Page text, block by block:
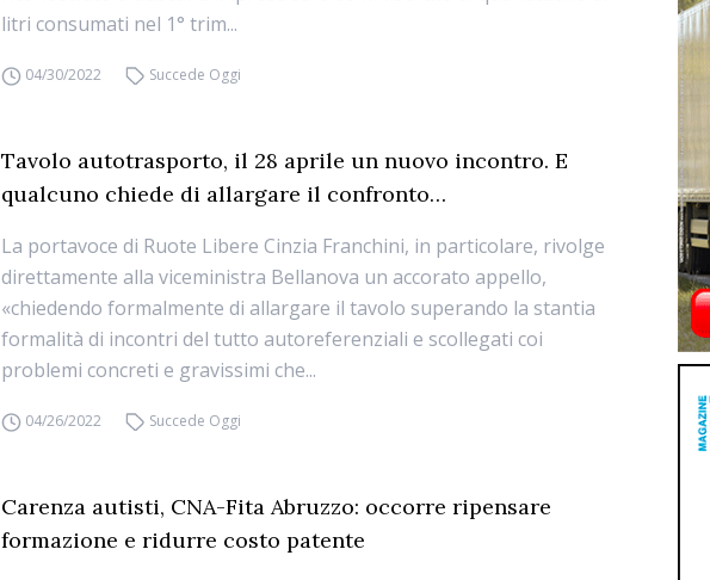
litri consumati nel 1° trim...
04/30/2022 Succede Oggi
Tavolo autotrasporto, il 28 aprile un nuovo incontro. E
qualcuno chiede di allargare il confronto…
La portavoce di Ruote Libere Cinzia Franchini, in particolare, rivolge
direttamente alla viceministra Bellanova un accorato appello,
«chiedendo formalmente di allargare il tavolo superando la stantia
formalità di incontri del tutto autoreferenziali e scollegati coi
problemi concreti e gravissimi che...
04/26/2022 Succede Oggi
Carenza autisti, CNA-Fita Abruzzo: occorre ripensare
formazione e ridurre costo patente